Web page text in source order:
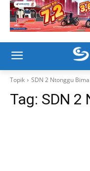
Topik SDN 2 Ntonggu Bima
Tag: SDN 2